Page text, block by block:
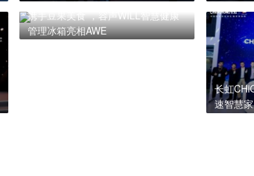
携手豆果美食 ，容声WILL智慧健康
管理冰箱亮相AWE
长虹
速智慧